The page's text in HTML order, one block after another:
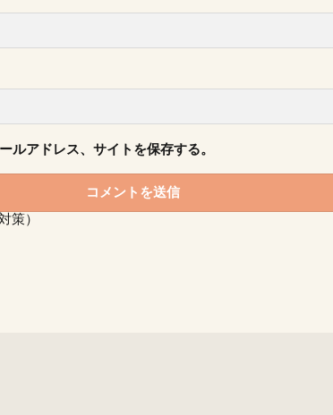
アドレス、サイトを保存する。
策）